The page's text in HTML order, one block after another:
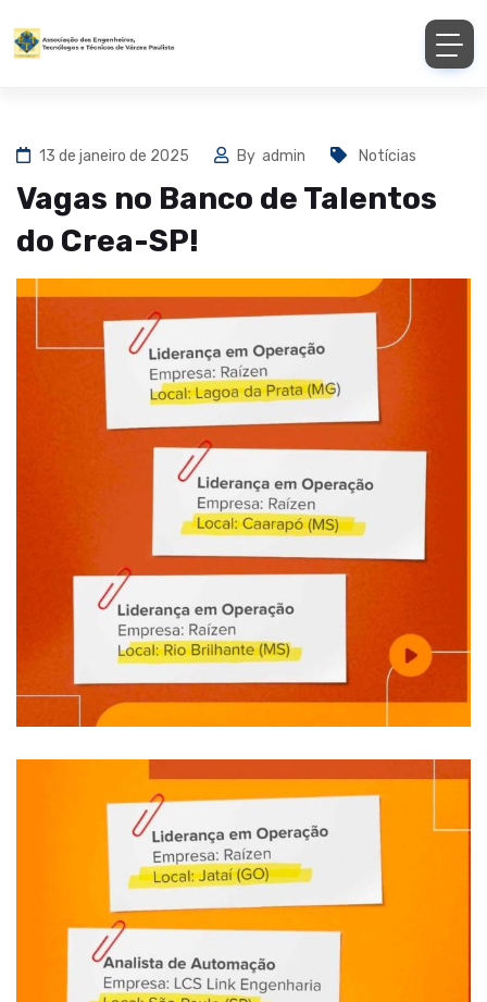
13 de janeiro de 2025 By admin Notícias
Vagas no Banco de Talentos
do Crea-SP!